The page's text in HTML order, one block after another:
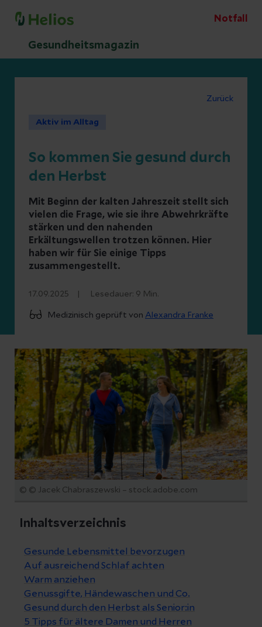
Notfall
Gesundheitsmagazin
Zurück
Aktiv im Alltag
So kommen Sie gesund durch
den Herbst
Mit Beginn der kalten Jahreszeit stellt sich
vielen die Frage, wie sie ihre Abwehrkräfte
stärken und den nahenden
Erkältungswellen trotzen können. Hier
haben wir für Sie einige Tipps
zusammengestellt.
17.09.2025 Lesedauer: 9 Min.
Medizinisch geprüft von Alexandra Franke
© © Jacek Chabraszewski – stock.adobe.com
Inhaltsverzeichnis
Gesunde Lebensmittel bevorzugen
Auf ausreichend Schlaf achten
Warm anziehen
Genussgifte, Händewaschen und Co.
Gesund durch den Herbst als Senior:in
5 Tipps für ältere Damen und Herren